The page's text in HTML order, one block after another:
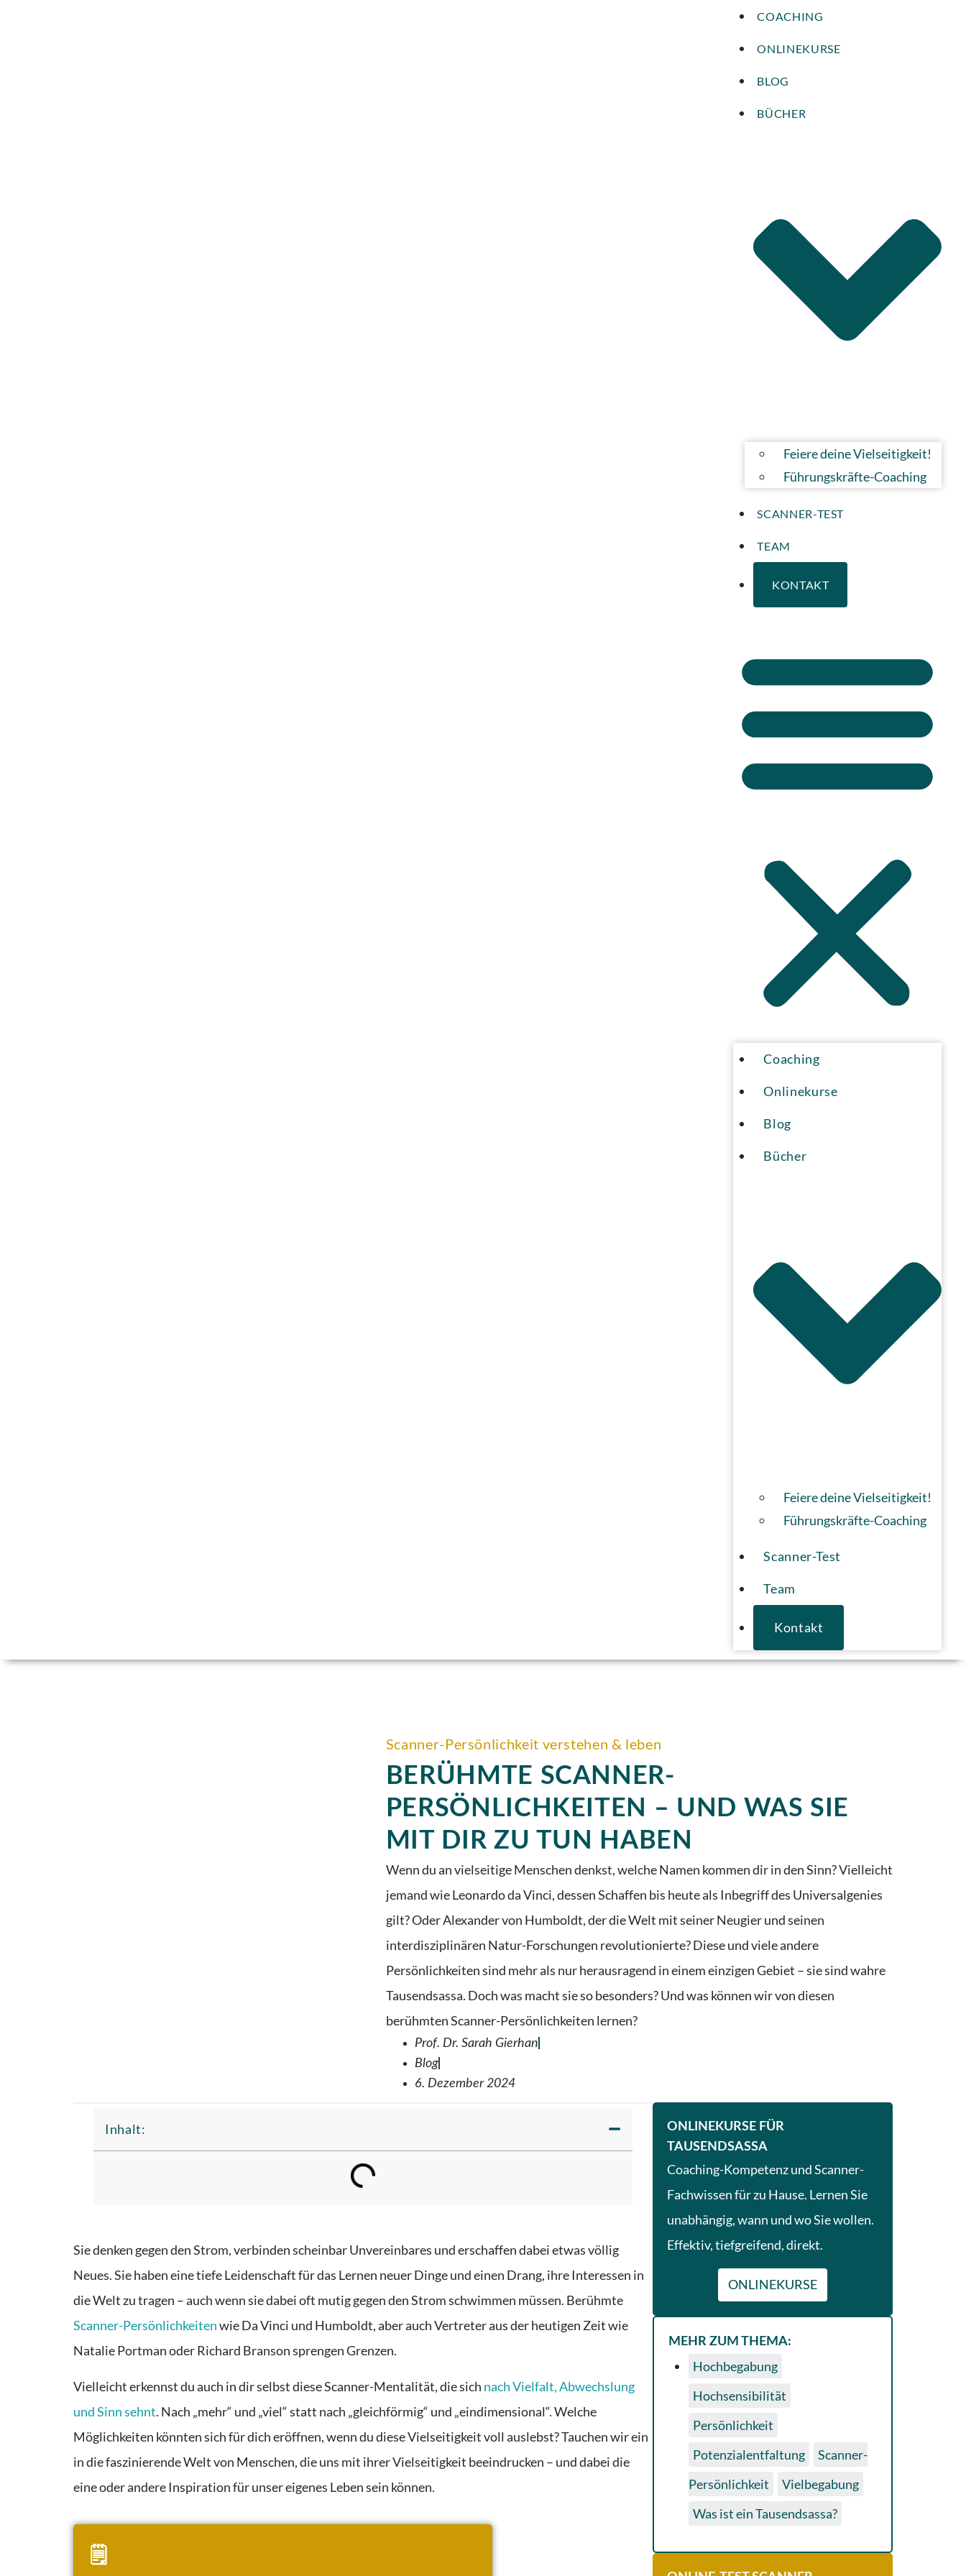
COACHING
ONLINEKURSE
BLOG
BÜCHER
Feiere deine Vielseitigkeit!
Führungskräfte-Coaching
SCANNER-TEST
TEAM
KONTAKT
Coaching
Onlinekurse
Blog
Bücher
Feiere deine Vielseitigkeit!
Führungskräfte-Coaching
Scanner-Test
Team
Kontakt
Scanner-Persönlichkeit verstehen & leben
BERÜHMTE SCANNER-
PERSÖNLICHKEITEN – UND WAS SIE
MIT DIR ZU TUN HABEN
Wenn du an vielseitige Menschen denkst, welche Namen kommen dir in den Sinn? Vielleicht
jemand wie Leonardo da Vinci, dessen Schaffen bis heute als Inbegriff des Universalgenies
gilt? Oder Alexander von Humboldt, der die Welt mit seiner Neugier und seinen
interdisziplinären Natur-Forschungen revolutionierte? Diese und viele andere
Persönlichkeiten sind mehr als nur herausragend in einem einzigen Gebiet – sie sind wahre
Tausendsassa. Doch was macht sie so besonders? Und was können wir von diesen
berühmten Scanner-Persönlichkeiten lernen?
Prof. Dr. Sarah Gierhan
Blog
6. Dezember 2024
Inhalt:
Sie denken gegen den Strom, verbinden scheinbar Unvereinbares und erschaffen dabei etwas völlig
Neues. Sie haben eine tiefe Leidenschaft für das Lernen neuer Dinge und einen Drang, ihre Interessen in
die Welt zu tragen – auch wenn sie dabei oft mutig gegen den Strom schwimmen müssen. Berühmte
Scanner-Persönlichkeitenwie Da Vinci und Humboldt, aber auch Vertreter aus der heutigen Zeit wie
Natalie Portman oder Richard Branson sprengen Grenzen.
Vielleicht erkennst du auch in dir selbst diese Scanner-Mentalität, die sich nach Vielfalt, Abwechslung
und Sinn sehnt. Nach „mehr“ und „viel“ statt nach „gleichförmig“ und „eindimensional“. Welche
Möglichkeiten könnten sich für dich eröffnen, wenn du diese Vielseitigkeit voll auslebst? Tauchen wir ein
in die faszinierende Welt von Menschen, die uns mit ihrer Vielseitigkeit beeindrucken – und dabei die
eine oder andere Inspiration für unser eigenes Leben sein können.
🗒️
ONLINEKURSE FÜR
TAUSENDSASSA
Coaching-Kompetenz und Scanner-
Fachwissen für zu Hause. Lernen Sie
unabhängig, wann und wo Sie wollen.
Effektiv, tiefgreifend, direkt.
ONLINEKURSE
MEHR ZUM THEMA:
Hochbegabung
Hochsensibilität
Persönlichkeit
Potenzialentfaltung
Scanner-
Persönlichkeit
Vielbegabung
Was ist ein Tausendsassa?